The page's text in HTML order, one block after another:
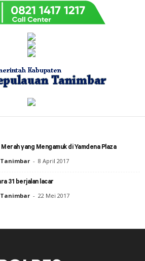
yang Mengamuk di Yamdena Plaza
- 8 April 2017
31 berjalan lacar
- 22 Mei 2017